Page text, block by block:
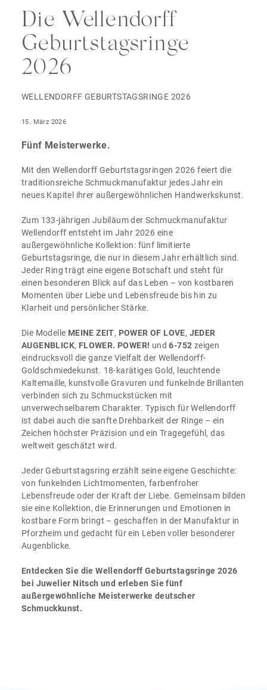
Die Wellendorff
Geburtstagsringe
2026
WELLENDORFF GEBURTSTAGSRINGE 2026
15. März 2026
Fünf Meisterwerke.
Mit den Wellendorff Geburtstagsringen 2026 feiert die
traditionsreiche Schmuckmanufaktur jedes Jahr ein
neues Kapitel ihrer außergewöhnlichen Handwerkskunst.
Zum 133-jährigen Jubiläum der Schmuckmanufaktur
Wellendorff entsteht im Jahr 2026 eine
außergewöhnliche Kollektion: fünf limitierte
Geburtstagsringe, die nur in diesem Jahr erhältlich sind.
Jeder Ring trägt eine eigene Botschaft und steht für
einen besonderen Blick auf das Leben – von kostbaren
Momenten über Liebe und Lebensfreude bis hin zu
Klarheit und persönlicher Stärke.
Die Modelle MEINE ZEIT, POWER OF LOVE, JEDER
AUGENBLICK, FLOWER. POWER! und6-752 zeigen
eindrucksvoll die ganze Vielfalt der Wellendorff-
Goldschmiedekunst. 18-karätiges Gold, leuchtende
Kaltemaille, kunstvolle Gravuren und funkelnde Brillanten
verbinden sich zu Schmuckstücken mit
unverwechselbarem Charakter. Typisch für Wellendorff
ist dabei auch die sanfte Drehbarkeit der Ringe – ein
Zeichen höchster Präzision und ein Tragegefühl, das
weltweit geschätzt wird.
Jeder Geburtstagsring erzählt seine eigene Geschichte:
von funkelnden Lichtmomenten, farbenfroher
Lebensfreude oder der Kraft der Liebe. Gemeinsam bilden
sie eine Kollektion, die Erinnerungen und Emotionen in
kostbare Form bringt – geschaffen in der Manufaktur in
Pforzheim und gedacht für ein Leben voller besonderer
Augenblicke.
Entdecken Sie die Wellendorff Geburtstagsringe 2026
bei Juwelier Nitsch und erleben Sie fünf
außergewöhnliche Meisterwerke deutscher
Schmuckkunst.